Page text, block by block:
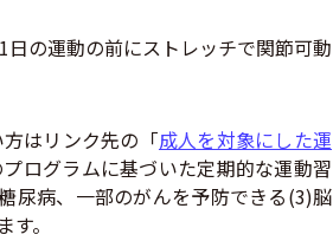
の運動の前にストレッチで関節可動
はリンク先の「成人を対象にした運
ログラムに基づいた定期的な運動習
尿病、一部のがんを予防できる(3)脳
。